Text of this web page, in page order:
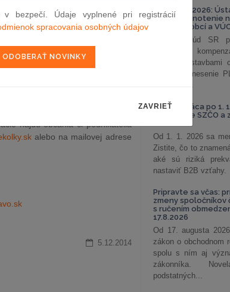
úradov aktivované vybrané
formou budú môcť uhradiť
a následne eKolok využiť pri
bankovým prevodom. Platobné
správy v časti "
po ich sprístupnení zverejnený
nájdu občania či podnikatelia
alebo na mailovej adrese
5.12.2014
PLz. ÚS 1/2026:
na prehodnotenie
stavbami obcí a
Ústavný súd SR
primeranej
verejnými
celkov. Uznesenie
odklon od...
Závislá práca po 1.
podnikanie SZČO
Od 1. 1. 2026 sa
Zistite, čo to
aké sú riziká
nastaviť B2B vzťahy.
Pripravte sa včas:
zmeny
s ručením
17.8.2026
Od 17. augusta
zákon o obchodnom
spolu s ním aj
zákonníka.
podstatných...
bezpečí. Údaje vyplnené pri registrácií
spracovania osobných údajov
ZAVRIEŤ